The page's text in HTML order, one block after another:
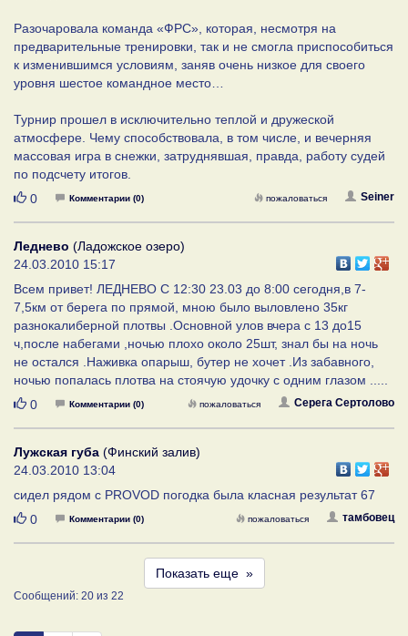
Разочаровала команда «ФРС», которая, несмотря на
предварительные тренировки, так и не смогла приспособиться
к изменившимся условиям, заняв очень низкое для своего
уровня шестое командное место…
Турнир прошел в исключительно теплой и дружеской
атмосфере. Чему способствовала, в том числе, и вечерняя
массовая игра в снежки, затруднявшая, правда, работу судей
по подсчету итогов.
Нравится
0 Комментарии (0) Seiner
пожаловаться
Леднево (Ладожское озеро)
24.03.2010 15:17
Всем привет! ЛЕДНЕВО С 12:30 23.03 до 8:00 сегодня,в 7-
7,5км от берега по прямой, мною было выловлено 35кг
разнокалиберной плотвы .Основной улов вчера с 13 до15
ч,после набегами ,ночью плохо около 25шт, знал бы на ночь
не остался .Наживка опарыш, бутер не хочет .Из забавного,
ночью попалась плотва на стоячую удочку с одним глазом .....
Нравится
0 Комментарии (0) Серега Сертолово
пожаловаться
Лужская губа (Финский залив)
24.03.2010 13:04
сидел рядом с PROVOD погодка была класная результат 67
Нравится
0 Комментарии (0) тамбовец
пожаловаться
Показать еще »
Сообщений: 20 из 22